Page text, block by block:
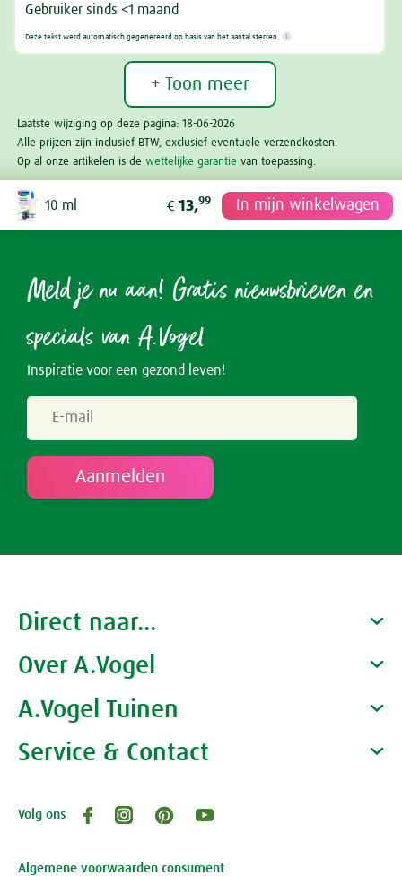
Gebruiker sinds <1 maand
Deze tekst werd automatisch gegenereerd op basis van het aantal sterren.
+ Toon meer
Laatste wijziging op deze pagina: 18-06-2026
Alle prijzen zijn inclusief BTW, exclusief eventuele verzendkosten.
Op al onze artikelen is de wettelijke garantie van toepassing.
10 ml € 13,99 In mijn winkelwagen
Meld je nu aan! Gratis nieuwsbrieven en
specials van A.Vogel
Inspiratie voor een gezond leven!
Direct naar...
Producten
Gezondheidscoaches
Over A.Vogel
Alfred Vogel
Waarom A.Vogel kiezen
A.Vogel Tuinen
Over A.Vogel tuinen
Openingstijden, route en adres
Service & Contact
Klantenservice webwinkel
Review-richtlijnen
Volg ons
Algemene voorwaarden consument